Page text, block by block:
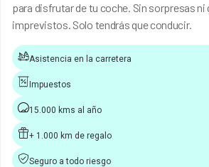
para disfrutar de tu coche. Sin sorpresas ni
imprevistos. Solo tendrás que conducir.
Asistencia en la carretera
Impuestos
15.000 kms al año
+ 1.000 km de regalo
Seguro a todo riesgo